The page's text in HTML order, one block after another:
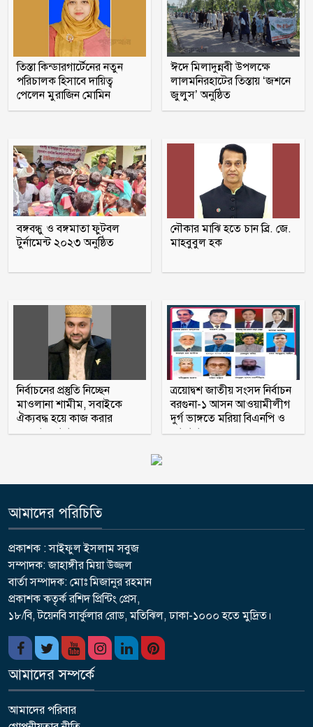
ফরিদপুরে বৈষম্য বিরোধী ছাত্র আন্দোলনের
মামলায় আওয়ামীলীগ নেতা গ্রেফতার
দশমিনায় ৫১ ঘণ্টা পর তেঁতুলিয়া নদীতে
ভেসে উঠল নিখোঁজ অজ্ঞাত যুবকের মরদেহ
৫ হাজার চিকিৎসক নিয়োগ দেবে সরকার
যুক্তরাজ্যে আশ্রয় আবেদনের তালিকায় শীর্ষ
পাঁচে বাংলাদেশ : সারাহ কুক
তিস্তা কিন্ডারগার্টেনের নতুন
পরিচালক হিসাবে দায়িত্ব
পেলেন মুরাজিন মোমিন
ঈদে মিলাদুন্নবী উপলক্ষে
লালমনিরহাটের তিস্তায় ‘জশনে
জুলুস’ অনুষ্ঠিত
বঙ্গবন্ধু ও বঙ্গমাতা ফুটবল
টুর্নামেন্ট ২০২৩ অনুষ্ঠিত
নৌকার মাঝি হতে চান ব্রি. জে.
মাহবুবুল হক
নির্বাচনের প্রস্তুতি নিচ্ছেন
মাওলানা শামীম, সবাইকে
ঐক্যবদ্ধ হয়ে কাজ করার
অহব্বান জানান
ত্রয়োদ্বশ জাতীয় সংসদ নির্বাচন
বরগুনা-১ আসন আওয়ামীলীগ
দুর্গ ভাঙ্গতে মরিয়া বিএনপি ও
জামায়াত
আমাদের পরিচিতি
প্রকাশক : সাইফুল ইসলাম সবুজ
সম্পাদক: জাহাঙ্গীর মিয়া উজ্জল
বার্তা সম্পাদক: মোঃ মিজানুর রহমান
প্রকাশক কতৃর্ক রশিদ প্রিন্টিং প্রেস,
১৮/বি, টয়েনবি সার্কুলার রোড, মতিঝিল, ঢাকা-১০০০ হতে মুদ্রিত।
আমাদের সম্পর্কে
আমাদের পরিবার